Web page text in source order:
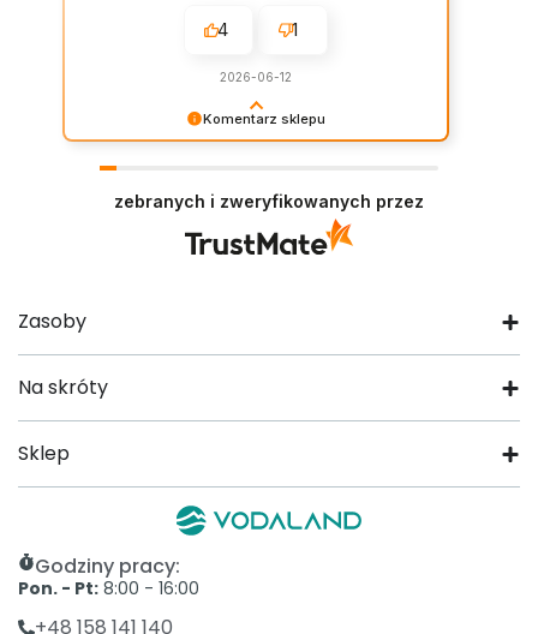
Komentarz sklepu
Państwa realizacji.
4 1
2026-06-12
zebranych i zweryfikowanych przez
Zasoby
Na skróty
Sklep
Godziny pracy:
Pon. - Pt: 8:00 - 16:00
+48 158 141 140